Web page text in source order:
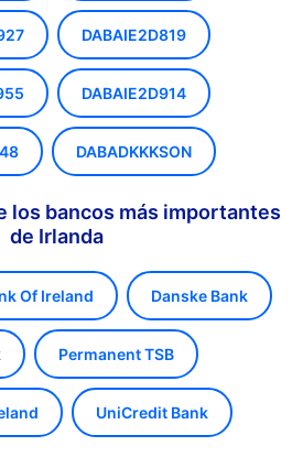
DABAIE2D819
DABAIE2D914
DABADKKKSON
los bancos más importantes
de Irlanda
Of Ireland Danske Bank
Permanent TSB
UniCredit Bank